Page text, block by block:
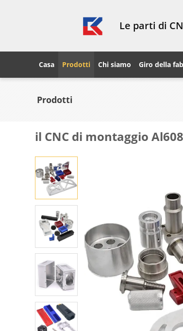
Le parti di
Casa Prodotti Chi siamo Giro della
Prodotti
il CNC di montaggio